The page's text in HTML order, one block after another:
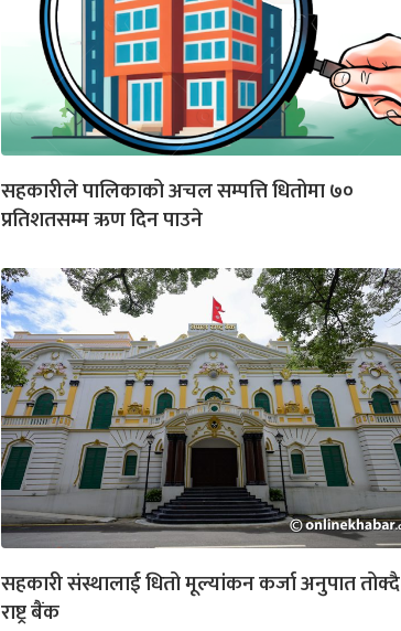
सहकारीले पालिकाको अचल सम्पत्ति धितोमा ७०
प्रतिशतसम्म ऋण दिन पाउने
सहकारी संस्थालाई धितो मूल्यांकन कर्जा अनुपात तोक्दै
राष्ट्र बैंक